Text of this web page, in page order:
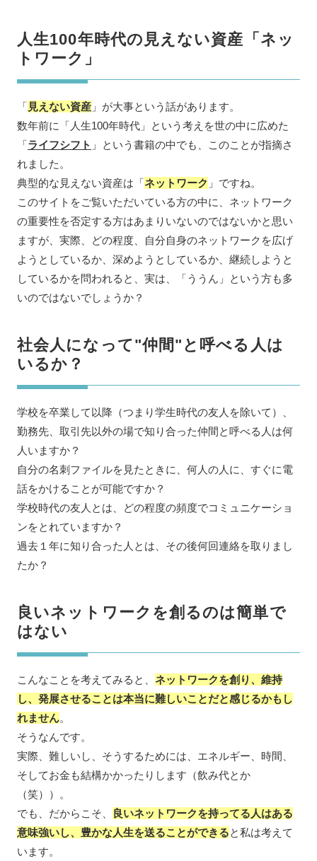
人生100年時代の見えない資産「ネッ
トワーク」
「 見えない資産 」が大事という話があります。
数年前に「人生100年時代」という考えを世の中に広めた
「ライフシフト 」という書籍の中でも、このことが指摘さ
れました。
典型的な見えない資産は「ネットワーク 」ですね。
このサイトをご覧いただいている方の中に、ネットワーク
の重要性を否定する方はあまりいないのではないかと思い
ますが、実際、どの程度、自分自身のネットワークを広げ
ようとしているか、深めようとしているか、継続しようと
しているかを問われると、実は、「ううん」という方も多
いのではないでしょうか？
社会人になって"仲間"と呼べる人は
いるか？
学校を卒業して以降（つまり学生時代の友人を除いて）、
勤務先、取引先以外の場で知り合った仲間と呼べる人は何
人いますか？
自分の名刺ファイルを見たときに、何人の人に、すぐに電
話をかけることが可能ですか？
学校時代の友人とは、どの程度の頻度でコミュニケーショ
ンをとれていますか？
過去１年に知り合った人とは、その後何回連絡を取りまし
たか？
良いネットワークを創るのは簡単で
はない
こんなことを考えてみると、 ネットワークを創り、維持
し、発展させることは本当に難しいことだと感じるかもし
れません。
そうなんです。
実際、難しいし、そうするためには、エネルギー、時間、
そしてお金も結構かかったりします（飲み代とか
（笑））。
でも、だからこそ、
良いネットワークを持ってる人はある
意味強いし、豊かな人生を送ることができると私は考えて
います。